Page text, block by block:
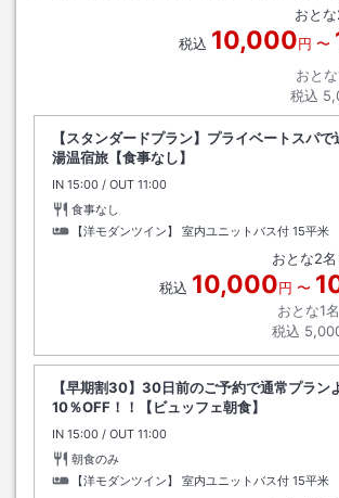
おとな
税込 10,000円 〜
おと
税込
【スタンダードプラン】プライベートスパ
湯温宿旅【食事なし】
IN チェックイン
15:00 / OUT チェックアウト
11:00
食事なし
【洋モダンツイン】 室内ユニットバス付 15平米
おとな2名
税込 10,000円 〜
おとな1
税込
【早期割30】30日前のご予約で通常プラン
10％OFF！！【ビュッフェ朝食】
IN チェックイン
15:00 / OUT チェックアウト
11:00
朝食のみ
【洋モダンツイン】 室内ユニットバス付 15平米